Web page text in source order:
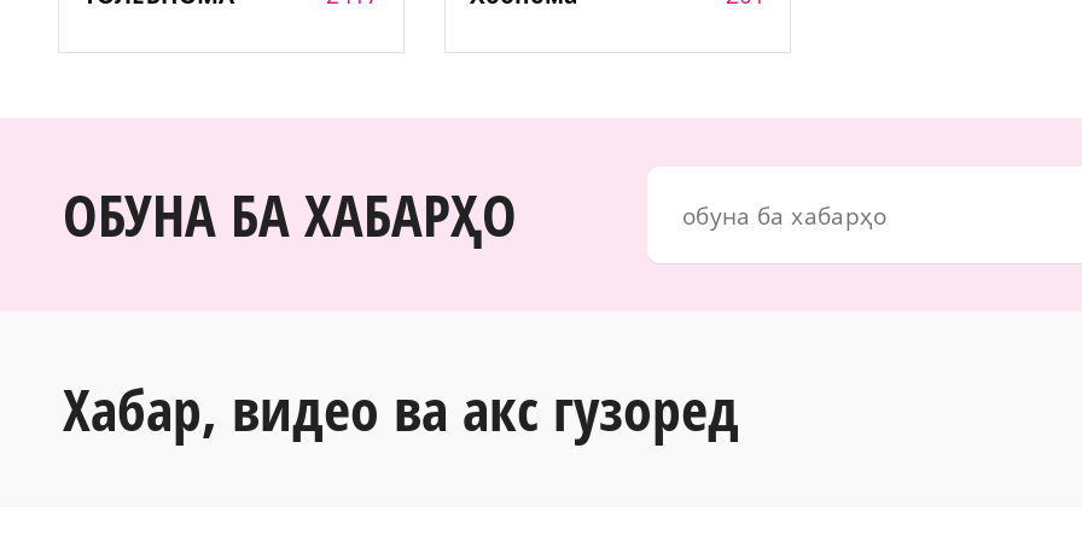
ОБУНА БА ХАБАРҲО
Хабар, видео ва акс гузоред